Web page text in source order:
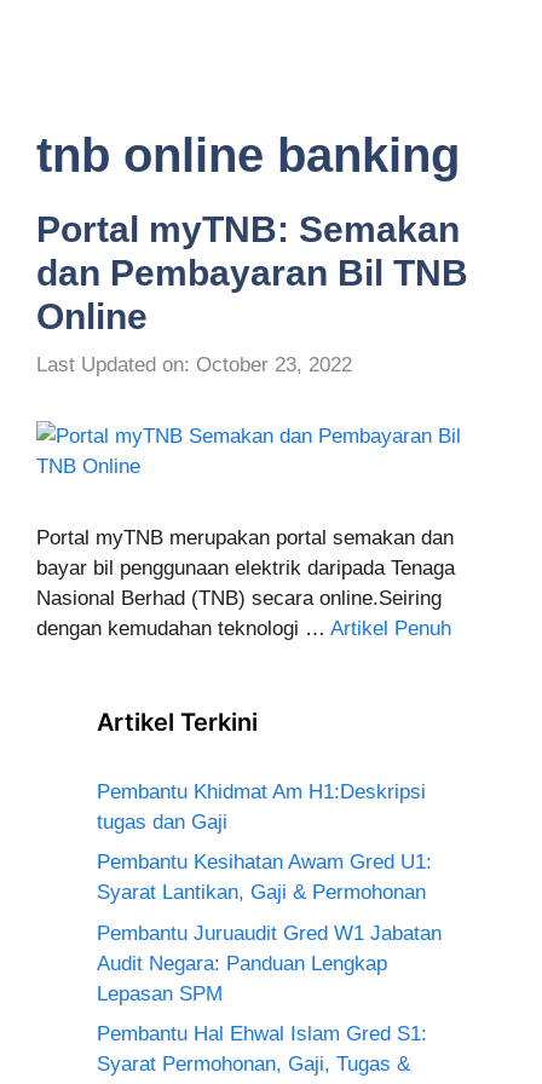
tnb online banking
Portal myTNB: Semakan
dan Pembayaran Bil TNB
Online
Last Updated on: October 23, 2022
Portal myTNB merupakan portal semakan dan
bayar bil penggunaan elektrik daripada Tenaga
Nasional Berhad (TNB) secara online.Seiring
dengan kemudahan teknologi … Artikel Penuh
Artikel Terkini
Pembantu Khidmat Am H1:Deskripsi
tugas dan Gaji
Pembantu Kesihatan Awam Gred U1:
Syarat Lantikan, Gaji & Permohonan
Pembantu Juruaudit Gred W1 Jabatan
Audit Negara: Panduan Lengkap
Lepasan SPM
Pembantu Hal Ehwal Islam Gred S1:
Syarat Permohonan, Gaji, Tugas &